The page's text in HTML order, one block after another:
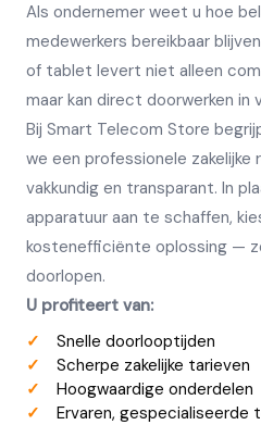
Als ondernemer weet u hoe
medewerkers bereikbaar
of tablet levert niet alleen
maar kan direct doorwerken
Bij Smart Telecom Store
we een professionele zakelijke
vakkundig en transparant. In
apparatuur aan te schaffen,
kostenefficiënte oplossing —
doorlopen.
U profiteert van:
Snelle doorlooptijden
Scherpe zakelijke tarieven
Hoogwaardige onderdelen
Ervaren, gespecialiseerde